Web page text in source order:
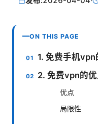
ON THIS PAGE
1. 免费手机
2. 免费vpn的
优点
局限性